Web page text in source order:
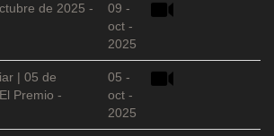
de 2025 -
09 -
oct -
2025
| 05 de
Premio -
05 -
oct -
2025